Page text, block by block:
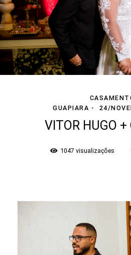
GUAPIARA
24/
VITOR HUGO
1047 visualizações